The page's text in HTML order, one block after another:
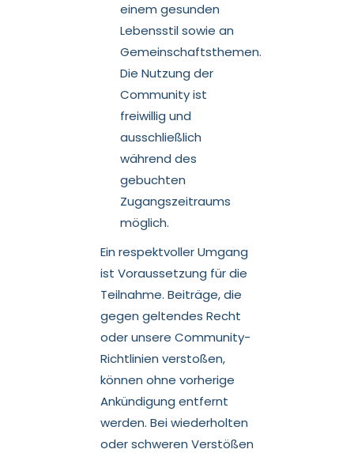
einem gesunden
Lebensstil sowie an
Gemeinschaftsthemen.
Die Nutzung der
Community ist
freiwillig und
ausschließlich
während des
gebuchten
Zugangszeitraums
möglich.
Ein respektvoller Umgang
ist Voraussetzung für die
Teilnahme. Beiträge, die
gegen geltendes Recht
oder unsere Community-
Richtlinien verstoßen,
können ohne vorherige
Ankündigung entfernt
werden. Bei wiederholten
oder schweren Verstößen